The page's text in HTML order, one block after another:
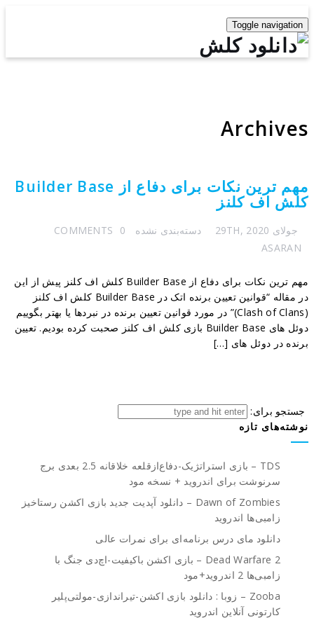
Toggle navigation
Archives
مهم ترین نکات برای دفاع از Builder Base
کلش اف کلنز
جولای 29TH, 2020 دسته‌بندی نشده
0 COMMENTS
ASARAN
مهم ترین نکات برای دفاع از Builder Base کلش اف کلنز پیش از این
در مقاله “قوانین تعیین برنده اتک در Builder Base کلش اف کلنز
(Clash of Clans)” در مورد قوانین تعیین برنده در نبردها یا بهتر بگوییم
دوئل های Builder Base بازی کلش اف کلنز صحبت کرده بودیم. تعیین
برنده در دوئل های […]
جستجو برای:
نوشته‌های تازه
TDS – بازی استراتژیک-دفاع‌از‌قلعه خلاقانه 2.5 بعدی برج
سرنوشت برای اندروید + نسخه مود
Dawn of Zombies – دانلود آپدیت جدید بازی اکشن رستاخیز
زامبی‌ها اندروید
دانلود مای درس برنامه‌ای برای نمرات عالی
Dead Warfare 2 – بازی اکشن باکیفیت-اچ‌دی جنگ با
زامبی‌ها 2 اندروید+مود
Zooba – زوبا : دانلود بازی اکشن-تیراندازی-مولتی‌پلیر
کارتونی آنلاین اندروید